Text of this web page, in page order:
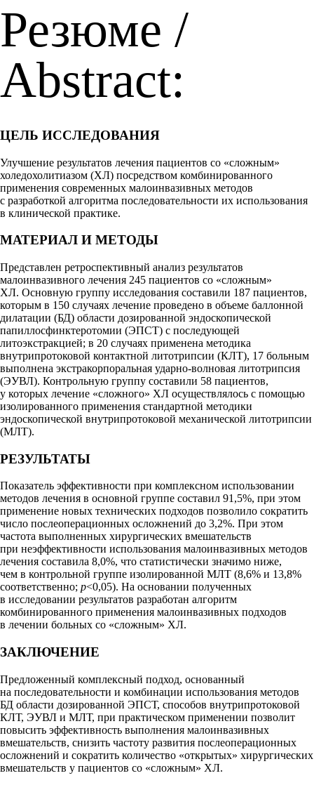
Резюме /
Abstract:
ЦЕЛЬ ИССЛЕДОВАНИЯ
Улучшение результатов лечения пациентов со «сложным»
холедохолитиазом (ХЛ) посредством комбинированного
применения современных малоинвазивных методов
с разработкой алгоритма последовательности их использования
в клинической практике.
МАТЕРИАЛ И МЕТОДЫ
Представлен ретроспективный анализ результатов
малоинвазивного лечения 245 пациентов со «сложным»
ХЛ. Основную группу исследования составили 187 пациентов,
которым в 150 случаях лечение проведено в объеме баллонной
дилатации (БД) области дозированной эндоскопической
папиллосфинктеротомии (ЭПСТ) с последующей
литоэкстракцией; в 20 случаях применена методика
внутрипротоковой контактной литотрипсии (КЛТ), 17 больным
выполнена экстракорпоральная ударно-волновая литотрипсия
(ЭУВЛ). Контрольную группу составили 58 пациентов,
у которых лечение «сложного» ХЛ осуществлялось с помощью
изолированного применения стандартной методики
эндоскопической внутрипротоковой механической литотрипсии
(МЛТ).
РЕЗУЛЬТАТЫ
Показатель эффективности при комплексном использовании
методов лечения в основной группе составил 91,5%, при этом
применение новых технических подходов позволило сократить
число послеоперационных осложнений до 3,2%. При этом
частота выполненных хирургических вмешательств
при неэффективности использования малоинвазивных методов
лечения составила 8,0%, что статистически значимо ниже,
чем в контрольной группе изолированной МЛТ (8,6% и 13,8%
соответственно; p<0,05). На основании полученных
в исследовании результатов разработан алгоритм
комбинированного применения малоинвазивных подходов
в лечении больных со «сложным» ХЛ.
ЗАКЛЮЧЕНИЕ
Предложенный комплексный подход, основанный
на последовательности и комбинации использования методов
БД области дозированной ЭПСТ, способов внутрипротоковой
КЛТ, ЭУВЛ и МЛТ, при практическом применении позволит
повысить эффективность выполнения малоинвазивных
вмешательств, снизить частоту развития послеоперационных
осложнений и сократить количество «открытых» хирургических
вмешательств у пациентов со «сложным» ХЛ.